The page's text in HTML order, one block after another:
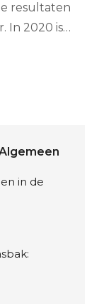
resultaten
In 2020 is…
in de